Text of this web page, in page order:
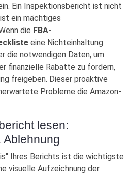
Ein Inspektionsbericht ist nicht
ein mächtiges
die FBA-
eine Nichteinhaltung
die notwendigen Daten, um
finanzielle Rabatte zu fordern,
freigeben. Dieser proaktive
Probleme die Amazon-
lesen:
Ablehnung
Ihres Berichts ist die wichtigste
visuelle Aufzeichnung der